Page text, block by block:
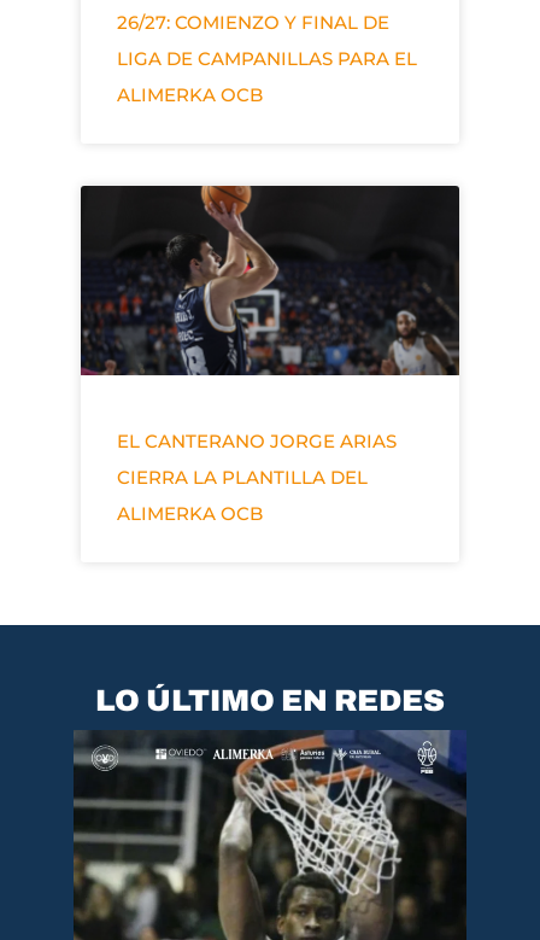
26/27: COMIENZO Y FINAL DE
LIGA DE CAMPANILLAS PARA EL
ALIMERKA OCB
EL CANTERANO JORGE ARIAS
CIERRA LA PLANTILLA DEL
ALIMERKA OCB
LO ÚLTIMO EN REDES